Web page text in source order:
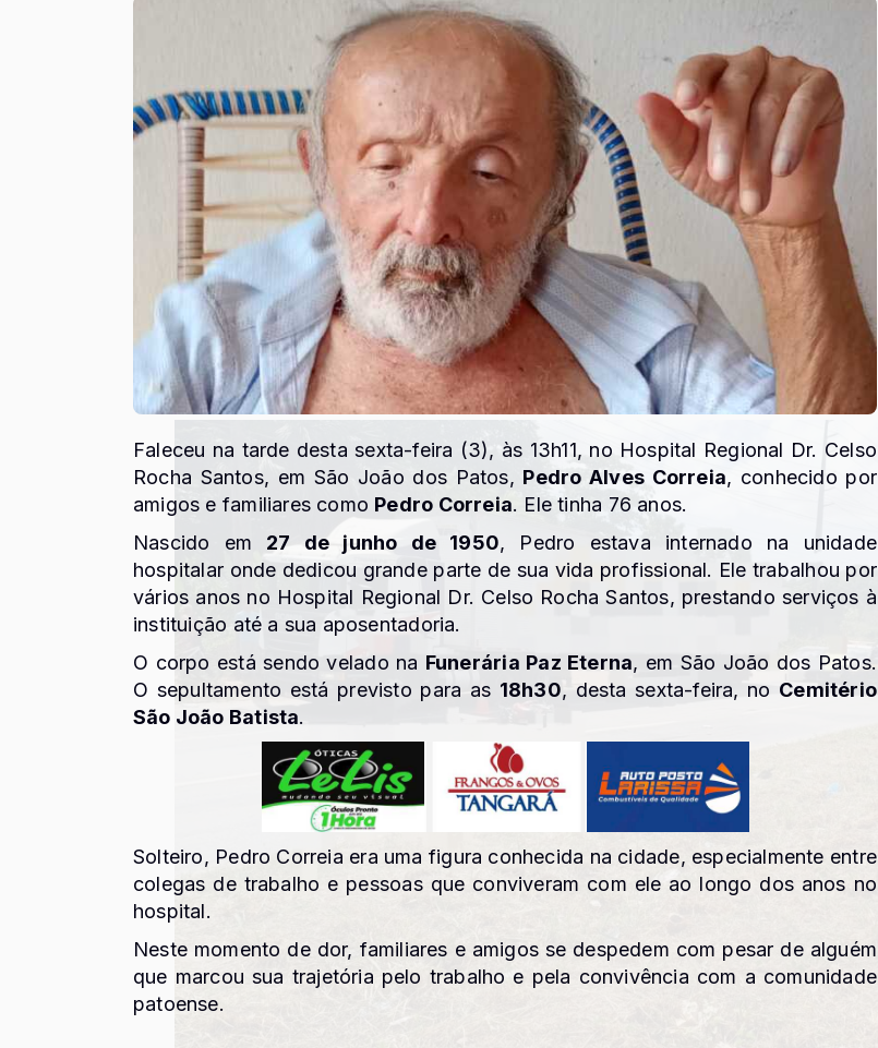
Faleceu na tarde desta sexta-feira (3), às 13h11, no Hospital Regional Dr. Celso
Rocha Santos, em São João dos Patos, Pedro Alves Correia, conhecido por
amigos e familiares como Pedro Correia. Ele tinha 76 anos.
Nascido em 27 de junho de 1950, Pedro estava internado na unidade
hospitalar onde dedicou grande parte de sua vida profissional. Ele trabalhou por
vários anos no Hospital Regional Dr. Celso Rocha Santos, prestando serviços à
instituição até a sua aposentadoria.
O corpo está sendo velado na Funerária Paz Eterna, em São João dos Patos.
O sepultamento está previsto para as 18h30, desta sexta-feira, no Cemitério
São João Batista.
Solteiro, Pedro Correia era uma figura conhecida na cidade, especialmente entre
colegas de trabalho e pessoas que conviveram com ele ao longo dos anos no
hospital.
Neste momento de dor, familiares e amigos se despedem com pesar de alguém
que marcou sua trajetória pelo trabalho e pela convivência com a comunidade
patoense.